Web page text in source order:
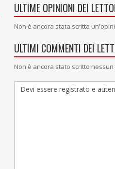
ULTIME OPINIONI DEI
Non è ancora stata scritta
ULTIMI COMMENTI DEI
Non è ancora stato scritto